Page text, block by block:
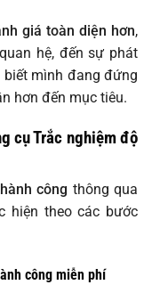
giá toàn diện hơn,
hệ, đến sự phát
mình đang đứng
hơn đến mục tiêu.
cụ Trắc nghiệm độ
công thông qua
hiện theo các bước
công miễn phí